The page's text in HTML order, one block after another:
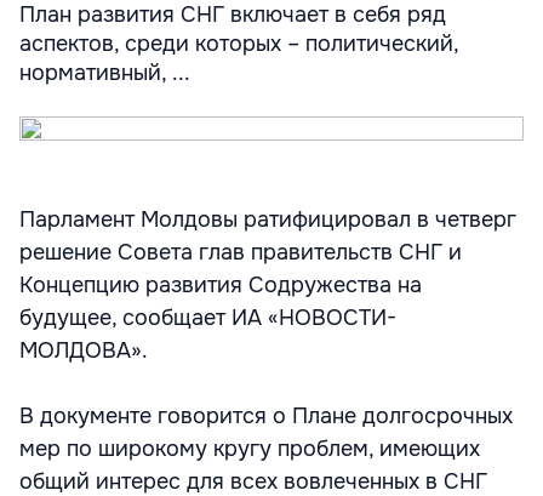
План развития СНГ включает в себя ряд
аспектов, среди которых – политический,
нормативный, ...
Парламент Молдовы ратифицировал в четверг
решение Совета глав правительств СНГ и
Концепцию развития Содружества на
будущее, сообщает ИА «НОВОСТИ-
МОЛДОВА».
В документе говорится о Плане долгосрочных
мер по широкому кругу проблем, имеющих
общий интерес для всех вовлеченных в СНГ